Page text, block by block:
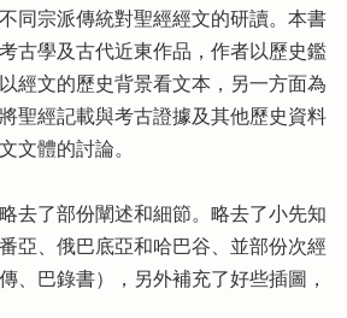
同宗派傳統對聖經經文的研讀。本書
古學及古代近東作品，作者以歷史鑑
經文的歷史背景看文本，另一方面為
聖經記載與考古證據及其他歷史資料
文體的討論。
去了部份闡述和細節。略去了小先知
亞、俄巴底亞和哈巴谷、並部份次經
、巴錄書），另外補充了好些插圖，